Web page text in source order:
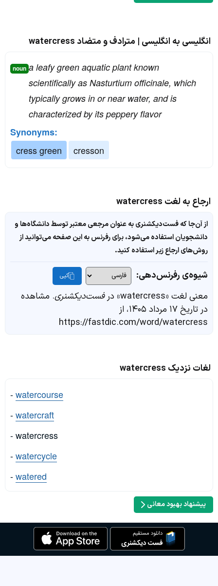
انگلیسی به انگلیسی | مترادف و متضاد watercress
noun a leafy green aquatic plant known
scientifically as Nasturtium officinale, which
typically grows in or near water, and is
characterized by its peppery flavor
Synonyms:
cress green
cresson
ارجاع به لغت watercress
از آن‌جا که فست‌دیکشنری به عنوان مرجعی معتبر توسط دانشگاه‌ها و
دانشجویان استفاده می‌شود، برای رفرنس به این صفحه می‌توانید از
روش‌های ارجاع زیر استفاده کنید.
شیوه‌ی رفرنس‌دهی: کپی
معنی لغت «watercress» در فست‌دیکشنری. مشاهده
در تاریخ ۱۷ مرداد ۱۴۰۵، از
https://fastdic.com/word/watercress
لغات نزدیک watercress
-watercourse
-watercraft
- watercress
-watercycle
-watered
پیشنهاد بهبود معانی